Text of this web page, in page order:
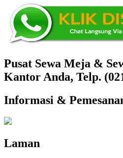
Pusat Sewa Meja &
Kantor Anda, Telp.
Informasi &
Laman